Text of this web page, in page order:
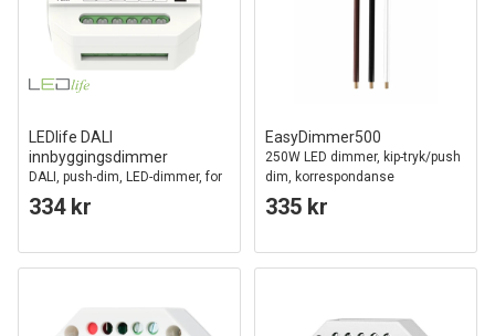
LEDlife DALI
innbyggingsdimmer
DALI, push-dim, LED-dimmer, for
innbygging
334 kr
EasyDimmer500
250W LED dimmer, kip-tryk/push
dim, korrespondanse
335 kr